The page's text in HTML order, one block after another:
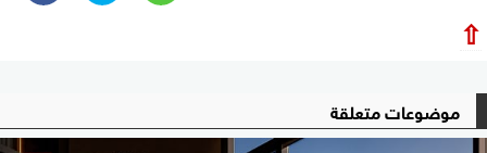
⇧
موضوعات متعلقة